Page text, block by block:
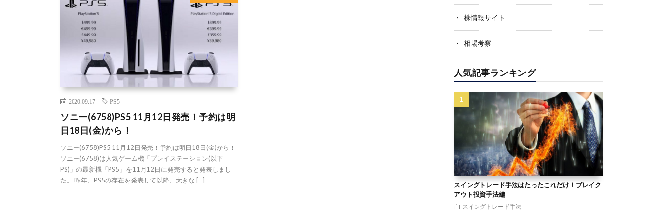
2020.09.17 PS5
ソニー(6758)PS5 11月12日発売！予約は明
日18日(金)から！
ソニー(6758)PS5 11月12日発売！予約は明日18日(金)から！
ソニー(6758)は人気ゲーム機「プレイステーション(以下
PS)」の最新機「PS5」を11月12日に発売すると発表しまし
た。 昨年、PS5の存在を発表して以降、大きな […]
株情報サイト
相場考察
人気記事ランキング
スイングトレード手法はたったこれだけ！ブレイク
アウト投資手法編
スイングトレード手法